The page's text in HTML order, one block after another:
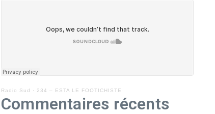
Radio Sud · 234 – ESTA LE FOOTICHISTE
Commentaires récents